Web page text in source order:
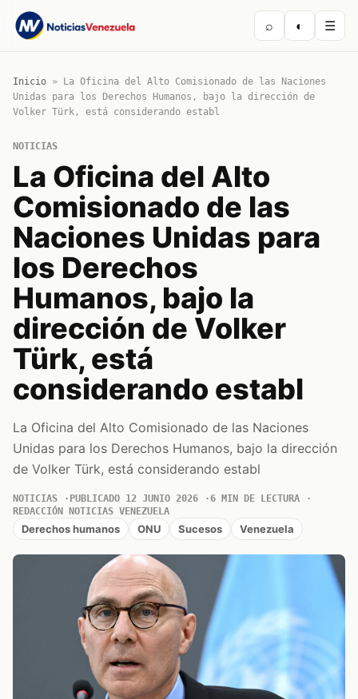
⌕ ◐ ☰
Inicio »
La Oficina del Alto Comisionado de las Naciones
Unidas para los Derechos Humanos, bajo la dirección de
Volker Türk, está considerando establ
NOTICIAS
La Oficina del Alto
Comisionado de las
Naciones Unidas para
los Derechos
Humanos, bajo la
dirección de Volker
Türk, está
considerando establ
La Oficina del Alto Comisionado de las Naciones
Unidas para los Derechos Humanos, bajo la dirección
de Volker Türk, está considerando establ
NOTICIAS PUBLICADO 12 JUNIO 2026
6 MIN DE LECTURA
REDACCIÓN NOTICIAS VENEZUELA
Derechos humanos ONU Sucesos Venezuela